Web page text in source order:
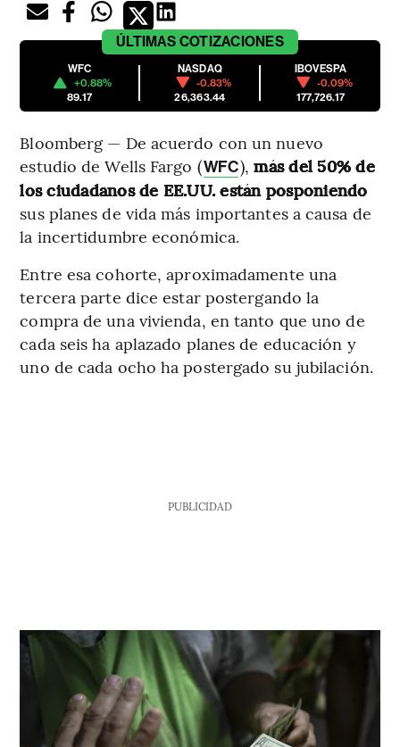
ÚLTIMAS COTIZACIONES
WFC
+0.88%
89.17
NASDAQ
-0.83%
26,363.44
IBOVESPA
-0.09%
177,726.17
Bloomberg — De acuerdo con un nuevo
estudio de Wells Fargo (WFC),más del 50% de
los ciudadanos de EE.UU. están posponiendo
sus planes de vida más importantes a causa de
la incertidumbre económica.
Entre esa cohorte, aproximadamente una
tercera parte dice estar postergando la
compra de una vivienda, en tanto que uno de
cada seis ha aplazado planes de educación y
uno de cada ocho ha postergado su jubilación.
PUBLICIDAD